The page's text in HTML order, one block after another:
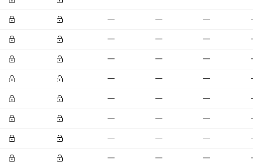
— — — —
— — — —
— — — —
— — — —
— — — —
— — — —
— — — —
— — — —